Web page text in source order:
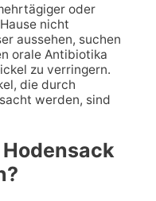
oder
nicht
aussehen, suchen
orale Antibiotika
zu verringern.
die durch
werden, sind